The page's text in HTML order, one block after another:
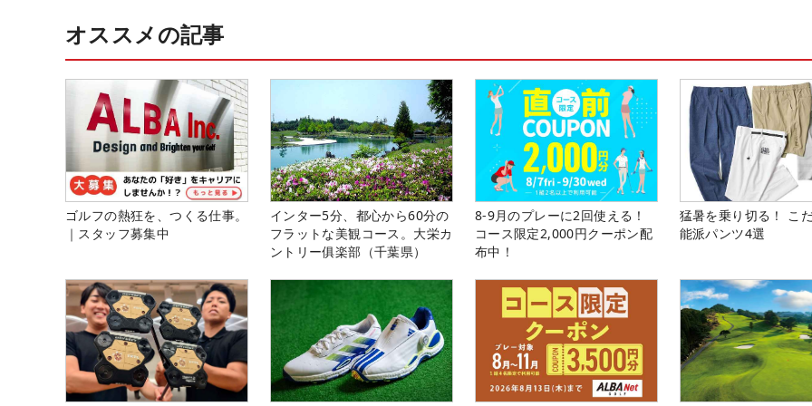
オススメの記事
ゴルフの熱狂を、つくる仕事。
｜スタッフ募集中
インター5分、都心から60分の
フラットな美観コース。大栄カ
ントリー俱楽部（千葉県）
8-9月のプレーに2回使える！
コース限定2,000円クーポン配
布中！
猛暑を乗り切る！ こ
能派パンツ4選